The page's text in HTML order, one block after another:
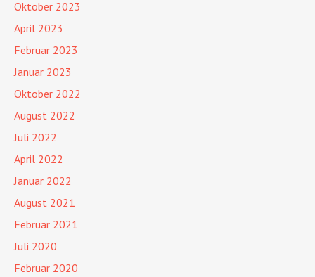
Oktober 2023
April 2023
Februar 2023
Januar 2023
Oktober 2022
August 2022
Juli 2022
April 2022
Januar 2022
August 2021
Februar 2021
Juli 2020
Februar 2020